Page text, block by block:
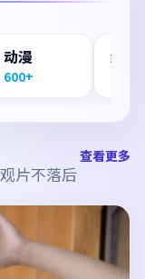
动漫
600+
纪录
300+
片不落后
查看更多